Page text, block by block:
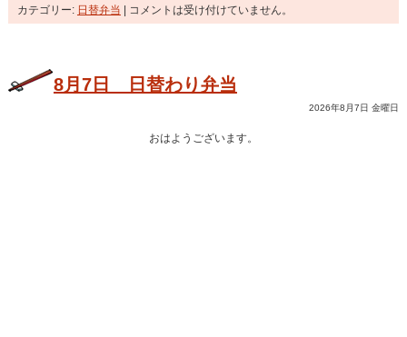
カテゴリー: 日替弁当 | コメントは受け付けていません。
8月7日 日替わり弁当
2026年8月7日 金曜日
おはようございます。